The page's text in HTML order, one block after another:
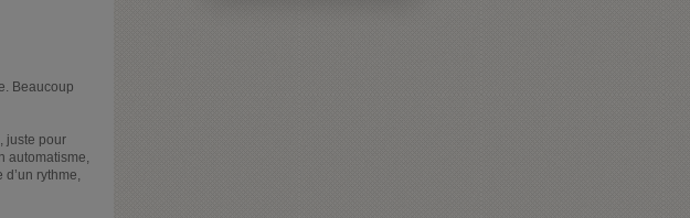
Beaucoup
juste pour
automatisme,
rythme,